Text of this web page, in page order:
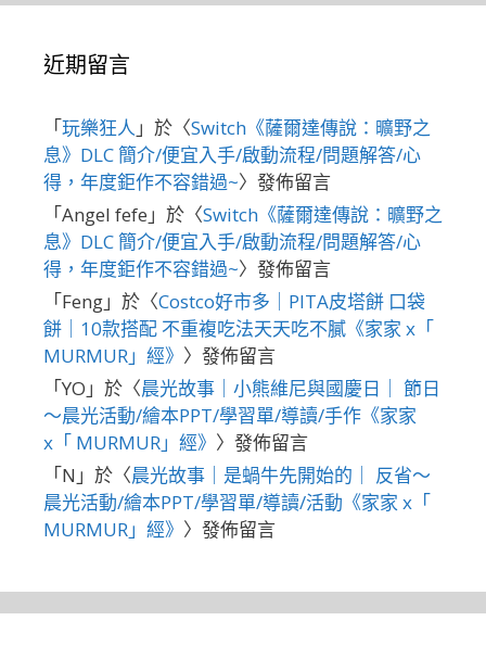
近期留言
「玩樂狂人 」於〈Switch《薩爾達傳說：曠野之
息》DLC 簡介/便宜入手/啟動流程/問題解答/心
得，年度鉅作不容錯過~〉發佈留言
「Angel fefe 」於〈Switch《薩爾達傳說：曠野之
息》DLC 簡介/便宜入手/啟動流程/問題解答/心
得，年度鉅作不容錯過~〉發佈留言
「Feng」於〈Costco好市多｜PITA皮塔餅 口袋
餅｜10款搭配 不重複吃法天天吃不膩《家家 x「
MURMUR」經》 〉發佈留言
「YO 」於〈晨光故事｜小熊維尼與國慶日｜ 節日
～晨光活動/繪本PPT/學習單/導讀/手作《家家
x「 MURMUR」經》 〉發佈留言
「N 」於〈晨光故事｜是蝸牛先開始的｜ 反省～
晨光活動/繪本PPT/學習單/導讀/活動《家家 x「
MURMUR」經》 〉發佈留言